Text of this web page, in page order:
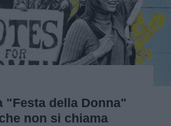
"Festa della Donna"
non si chiama